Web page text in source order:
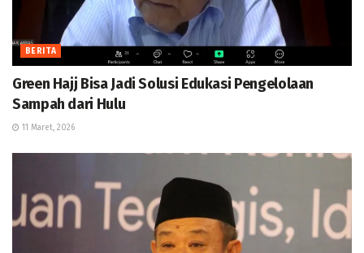
BERITA
Green Hajj Bisa Jadi Solusi Edukasi Pengelolaan
Sampah dari Hulu
11 Maret, 2026